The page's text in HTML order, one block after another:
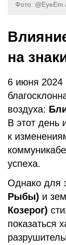
Фото: @EyeEm
на
6 июня 2024
воздуха:
В этот день
к
успеха.
Однако для
Рыбы) и
Козерог)
показаться